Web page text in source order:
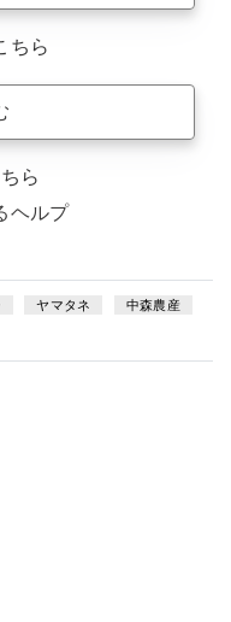
ちら
ら
ヘルプ
ヤマタネ 中森農産